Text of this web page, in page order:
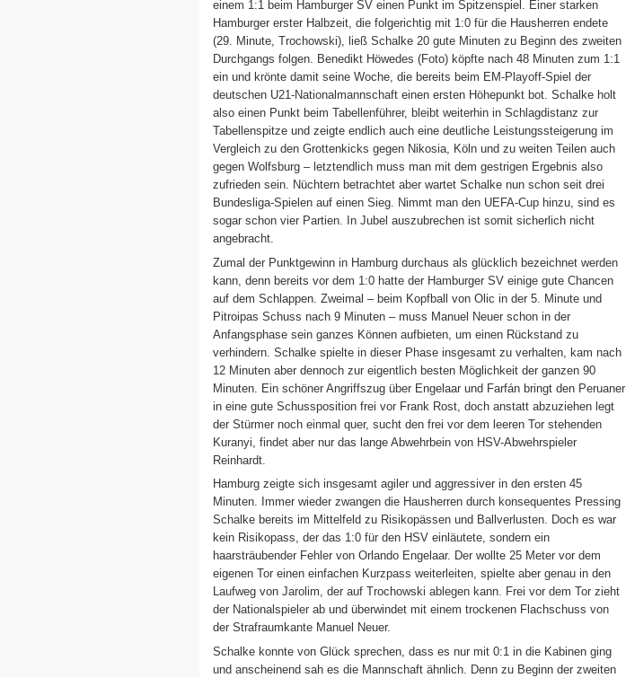
einem 1:1 beim Hamburger SV einen Punkt im Spitzenspiel. Einer starken
Hamburger erster Halbzeit, die folgerichtig mit 1:0 für die Hausherren endete
(29. Minute, Trochowski), ließ Schalke 20 gute Minuten zu Beginn des zweiten
Durchgangs folgen. Benedikt Höwedes (Foto) köpfte nach 48 Minuten zum 1:1
ein und krönte damit seine Woche, die bereits beim EM-Playoff-Spiel der
deutschen U21-Nationalmannschaft einen ersten Höhepunkt bot. Schalke holt
also einen Punkt beim Tabellenführer, bleibt weiterhin in Schlagdistanz zur
Tabellenspitze und zeigte endlich auch eine deutliche Leistungssteigerung im
Vergleich zu den Grottenkicks gegen Nikosia, Köln und zu weiten Teilen auch
gegen Wolfsburg – letztendlich muss man mit dem gestrigen Ergebnis also
zufrieden sein. Nüchtern betrachtet aber wartet Schalke nun schon seit drei
Bundesliga-Spielen auf einen Sieg. Nimmt man den UEFA-Cup hinzu, sind es
sogar schon vier Partien. In Jubel auszubrechen ist somit sicherlich nicht
angebracht.
Zumal der Punktgewinn in Hamburg durchaus als glücklich bezeichnet werden
kann, denn bereits vor dem 1:0 hatte der Hamburger SV einige gute Chancen
auf dem Schlappen. Zweimal – beim Kopfball von Olic in der 5. Minute und
Pitroipas Schuss nach 9 Minuten – muss Manuel Neuer schon in der
Anfangsphase sein ganzes Können aufbieten, um einen Rückstand zu
verhindern. Schalke spielte in dieser Phase insgesamt zu verhalten, kam nach
12 Minuten aber dennoch zur eigentlich besten Möglichkeit der ganzen 90
Minuten. Ein schöner Angriffszug über Engelaar und Farfán bringt den Peruaner
in eine gute Schussposition frei vor Frank Rost, doch anstatt abzuziehen legt
der Stürmer noch einmal quer, sucht den frei vor dem leeren Tor stehenden
Kuranyi, findet aber nur das lange Abwehrbein von HSV-Abwehrspieler
Reinhardt.
Hamburg zeigte sich insgesamt agiler und aggressiver in den ersten 45
Minuten. Immer wieder zwangen die Hausherren durch konsequentes Pressing
Schalke bereits im Mittelfeld zu Risikopässen und Ballverlusten. Doch es war
kein Risikopass, der das 1:0 für den HSV einläutete, sondern ein
haarsträubender Fehler von Orlando Engelaar. Der wollte 25 Meter vor dem
eigenen Tor einen einfachen Kurzpass weiterleiten, spielte aber genau in den
Laufweg von Jarolim, der auf Trochowski ablegen kann. Frei vor dem Tor zieht
der Nationalspieler ab und überwindet mit einem trockenen Flachschuss von
der Strafraumkante Manuel Neuer.
Schalke konnte von Glück sprechen, dass es nur mit 0:1 in die Kabinen ging
und anscheinend sah es die Mannschaft ähnlich. Denn zu Beginn der zweiten